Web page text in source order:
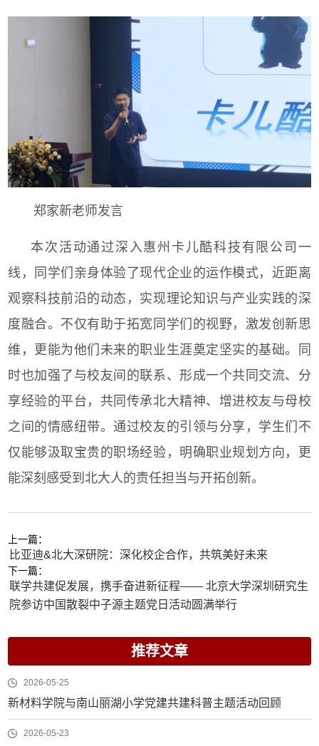
郑家新老师发言
本次活动通过深入惠州卡儿酷科技有限公司一
线，同学们亲身体验了现代企业的运作模式，近距离
观察科技前沿的动态，实现理论知识与产业实践的深
度融合。不仅有助于拓宽同学们的视野，激发创新思
维，更能为他们未来的职业生涯奠定坚实的基础。同
时也加强了与校友间的联系、形成一个共同交流、分
享经验的平台，共同传承北大精神、增进校友与母校
之间的情感纽带。通过校友的引领与分享，学生们不
仅能够汲取宝贵的职场经验，明确职业规划方向，更
能深刻感受到北大人的责任担当与开拓创新。
上一篇：
比亚迪&北大深研院：深化校企合作，共筑美好未来
下一篇：
联学共建促发展，携手奋进新征程—— 北京大学深圳研究生
院参访中国散裂中子源主题党日活动圆满举行
推荐文章
2026-05-25
新材料学院与南山丽湖小学党建共建科普主题活动回顾
2026-05-23